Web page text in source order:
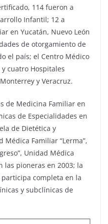
114 fueron a
Infantil; 12 a
en Yucatán, Nuevo León
de otorgamiento de
el país; el Centro Médico
y cuatro Hospitales
y Veracruz.
de Medicina Familiar en
de Especialidades en
de Dietética y
Familiar “Lerma”,
Unidad Médica
las pioneras en 2003; la
completa en la
y subclínicas de